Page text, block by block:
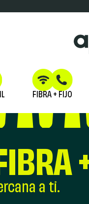
FIBRA + FIJO
a ti.